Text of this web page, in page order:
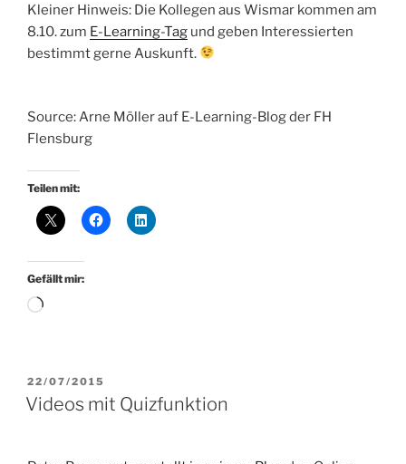
Kleiner Hinweis: Die Kollegen aus Wismar kommen am
8.10. zum E-Learning-Tag und geben Interessierten
bestimmt gerne Auskunft.
Source: Arne Möller auf E-Learning-Blog der FH
Flensburg
Teilen mit:
Gefällt mir:
Wird
VERÖFFENTLICHT
AM
22/07/2015
Videos mit Quizfunktion